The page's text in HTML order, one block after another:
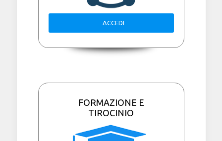
ACCEDI
FORMAZIONE E
TIROCINIO